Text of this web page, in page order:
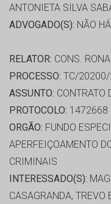
ANTONIETA SILVA
ADVOGADO(S): NÃO HÁ
RELATOR: CONS.
PROCESSO: TC/
ASSUNTO: CONTRATO
PROTOCOLO: 1472668
ORGÃO: FUNDO
APERFEIÇOAMENTO
CRIMINAIS
INTERESSADO(S):
CASAGRANDA, TREVO